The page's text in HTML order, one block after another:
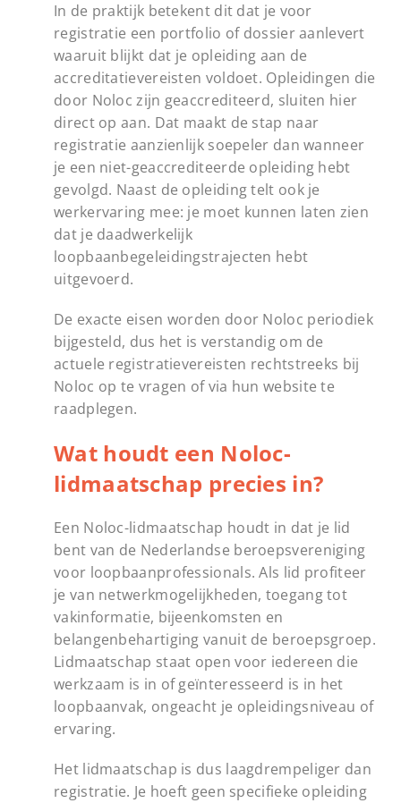
In de praktijk betekent dit dat je voor
registratie een portfolio of dossier aanlevert
waaruit blijkt dat je opleiding aan de
accreditatievereisten voldoet. Opleidingen die
door Noloc zijn geaccrediteerd, sluiten hier
direct op aan. Dat maakt de stap naar
registratie aanzienlijk soepeler dan wanneer
je een niet-geaccrediteerde opleiding hebt
gevolgd. Naast de opleiding telt ook je
werkervaring mee: je moet kunnen laten zien
dat je daadwerkelijk
loopbaanbegeleidingstrajecten hebt
uitgevoerd.
De exacte eisen worden door Noloc periodiek
bijgesteld, dus het is verstandig om de
actuele registratievereisten rechtstreeks bij
Noloc op te vragen of via hun website te
raadplegen.
Wat houdt een Noloc-
lidmaatschap precies in?
Een Noloc-lidmaatschap houdt in dat je lid
bent van de Nederlandse beroepsvereniging
voor loopbaanprofessionals. Als lid profiteer
je van netwerkmogelijkheden, toegang tot
vakinformatie, bijeenkomsten en
belangenbehartiging vanuit de beroepsgroep.
Lidmaatschap staat open voor iedereen die
werkzaam is in of geïnteresseerd is in het
loopbaanvak, ongeacht je opleidingsniveau of
ervaring.
Het lidmaatschap is dus laagdrempeliger dan
registratie. Je hoeft geen specifieke opleiding